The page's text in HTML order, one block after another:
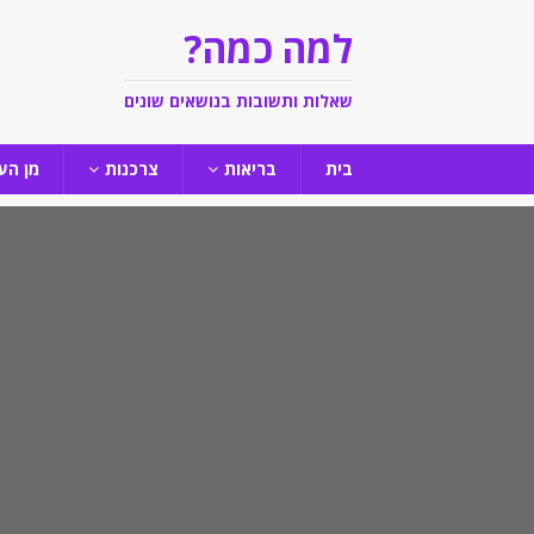
למה כמה?
שאלות ותשובות בנושאים שונים
בית בריאות צרכנות מן